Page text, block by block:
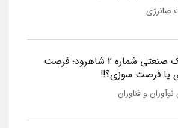
صانرژی
شهرک صنعتی شماره 2 شاهرود؛ فرصت
یا فرصت سوزی؟!!
نوآوران و فناوران